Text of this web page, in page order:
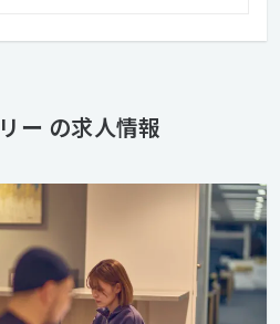
のにすることがビジョンだ。
ー の求人情報